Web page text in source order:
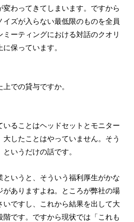
変わってきてしまいます。ですから
ズが入らない最低限のものを全員
ーティングにおける対話のクオリ
保っています。
での貸与ですか。
いることはヘッドセットとモニター
したことはやっていません。そう
いうだけの話です。
というと、そういう福利厚生がかな
がありますよね。ところが弊社の場
いですし、これから結果を出して大
階です。ですから現状では「これも